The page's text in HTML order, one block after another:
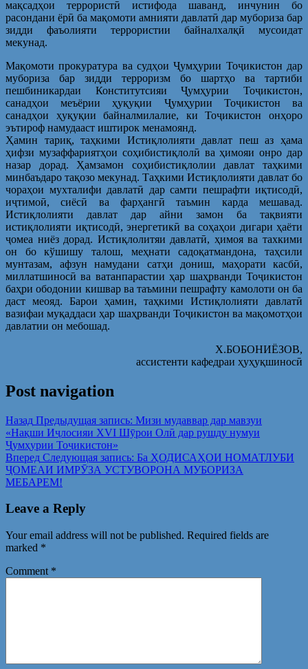
мақсадҳои террористӣ истифода шаванд, инчунин бо
расондани ёрӣ ба мақомоти амнияти давлатӣ дар мубориза бар
зидди фаъолияти террористии байналхалқӣ мусоидат
мекунад.
Мақомоти прокуратура ва судҳои Ҷумҳурии Тоҷикистон дар
мубориза бар зидди терроризм бо шартҳо ва тартиби
пешбиникардаи Конститутсияи Ҷумҳурии Тоҷикистон,
санадҳои меъёрии ҳуқуқии Ҷумҳурии Тоҷикистон ва
санадҳои ҳуқуқии байналмилалие, ки Тоҷикистон онҳоро
эътироф намудааст иштирок менамоянд.
Ҳамин тариқ, таҳкими Истиқлолияти давлат пеш аз ҳама
ҳифзи музаффариятҳои соҳибистиқлолӣ ва ҳимояи онро дар
назар дорад. Ҳамзамон соҳибистиқлолии давлат таҳкими
минбаъдаро тақозо мекунад. Таҳкими Истиқлолияти давлат бо
чораҳои мухталифи давлатӣ дар самти пешрафти иқтисодӣ,
иҷтимоӣ, сиёсӣ ва фарҳангӣ таъмин карда мешавад.
Истиқлолияти давлат дар айни замон ба тақвияти
истиқлолияти иқтисодӣ, энергетикӣ ва соҳаҳои дигари ҳаёти
ҷомеа ниёз дорад. Истиқлолитяи давлатӣ, ҳимоя ва тахкими
он бо кўшишу талош, меҳнати садоқатмандона, таҳсили
мунтазам, афзун намудани сатҳи дониш, маҳорати касбӣ,
миллатшиносӣ ва ватанпарастии ҳар шаҳрванди Тоҷикистон
баҳри ободонии кишвар ва таъмини пешрафту камолоти он ба
даст меояд. Барои ҳамин, таҳкими Истиқлолияти давлатӣ
вазифаи муқаддаси ҳар шаҳрванди Тоҷикистон ва мақомотҳои
давлатии он мебошад.
Х.БОБОНИЁЗОВ,
ассистенти кафедраи ҳуҳуқшиносӣ
Post navigation
Назад Предыдущая запись: Мизи мудаввар дар мавзуи
«Нақши Иҷлосияи XVI Шӯрои Олӣ дар рушду нумуи
Ҷумҳурии Тоҷикистон»
Вперед Следующая запись: Ба ҲОДИСАҲОИ НОМАТЛУБИ
ҶОМЕАИ ИМРӮЗА УСТУВОРОНА МУБОРИЗА
МЕБАРЕМ!
Leave a Reply
Your email address will not be published. Required fields are
marked *
Comment *